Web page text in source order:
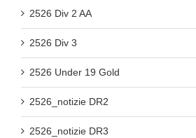
2526 Div 2 AA
2526 Div 3
2526 Under 19 Gold
2526_notizie DR2
2526_notizie DR3